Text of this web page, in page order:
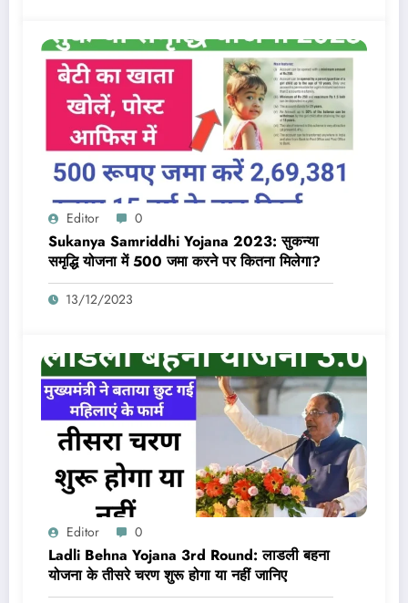
Editor 0
Sukanya Samriddhi Yojana 2023: सुकन्या
समृद्धि योजना में 500 जमा करने पर कितना मिलेगा?
13/12/2023
Editor 0
Ladli Behna Yojana 3rd Round: लाडली बहना
योजना के तीसरे चरण शुरू होगा या नहीं जानिए